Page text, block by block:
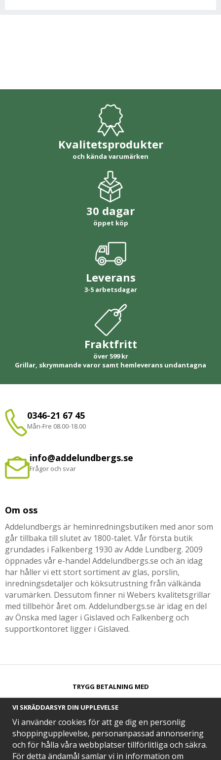
Kvalitetsprodukter
och kända varumärken
30 dagar
öppet köp
Leverans
3-5 arbetsdagar
Fraktfritt
över 599 kr
Grillar, skrymmande varor samt hemleverans undantagna
0346-21 67 45
Mån-Fre 08.00-18.00
info@addelundbergs.se
Frågor och svar
Om oss
Addelundbergs är heminredningsbutiken med anor som
går tillbaka till slutet av 1800-talet. Vår första butik
grundades i Falkenberg 1930 av Adde Lundberg. 2009
öppnades vår e-handel Addelundbergs.se och än idag
har håller vi ett stort sortiment av glas, porslin,
inredningsdetaljer och köksutrustning från välkända
varumärken. Dessutom finner ni Webers kvalitetsgrillar
med tillbehör året om. Addelundbergs.se är idag en del
av Önska med lager i Gislaved och Falkenberg och
supportkontoret ligger i Gislaved.
TRYGG BETALNING MED​
SNABB LEVERANS MED
VI SKRÄDDARSYR DIN UPPLEVELSE
Vi använder cookies för att ge dig en personlig
shoppingupplevelse, personanpassad annonsering
och för hålla våra webbplatser tillförlitliga och säkra.
För detta ändamål samlar vi in information om